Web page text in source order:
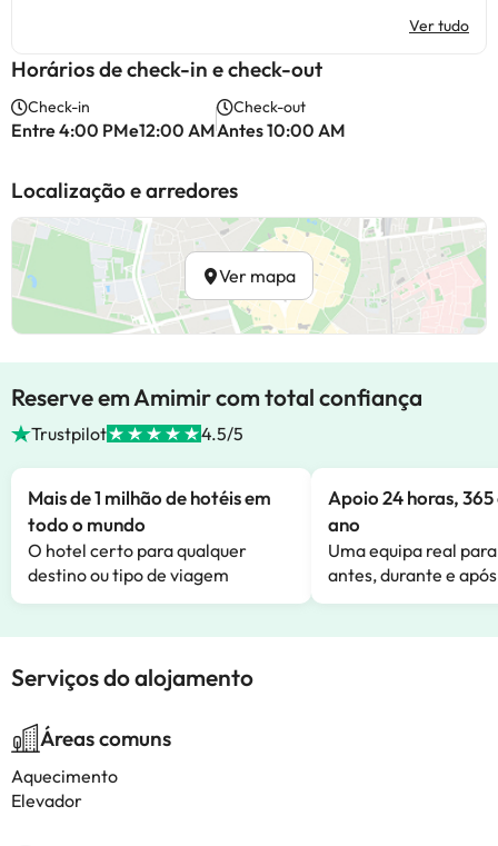
Ver tudo
Horários de check-in e check-out
Check-in
Entre 4:00 PMe12:00 AM
Check-out
Antes 10:00 AM
Localização e arredores
Ver mapa
Reserve em Amimir com total confiança
Trustpilot 4.5/5
Mais de 1 milhão de hotéis em
todo o mundo
O hotel certo para qualquer
destino ou tipo de viagem
Apoio 24 horas,
ano
Uma equipa real
antes, durante e
Serviços do alojamento
Áreas comuns
Aquecimento
Elevador